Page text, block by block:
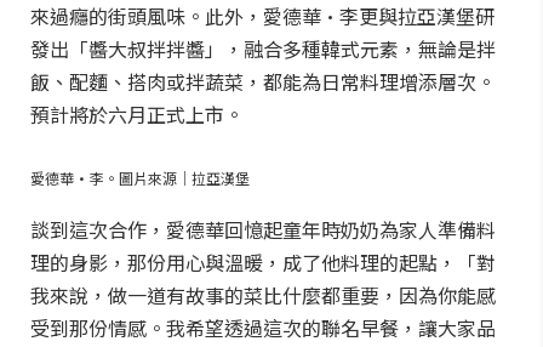
來過癮的街頭風味。此外，愛德華·李更與拉亞漢堡研
發出「醬大叔拌拌醬」，融合多種韓式元素，無論是拌
飯、配麵、搭肉或拌蔬菜，都能為日常料理增添層次。
預計將於六月正式上市。
愛德華·李。圖片來源｜拉亞漢堡
談到這次合作，愛德華回憶起童年時奶奶為家人準備料
理的身影，那份用心與溫暖，成了他料理的起點，「對
我來說，做一道有故事的菜比什麼都重要，因為你能感
受到那份情感。我希望透過這次的聯名早餐，讓大家品